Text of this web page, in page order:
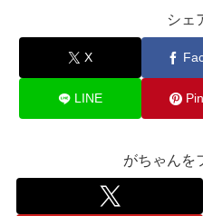
シェ
X
LINE
がちゃんを